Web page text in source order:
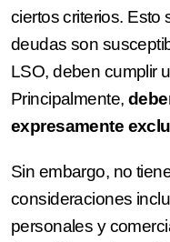
ciertos criterios. Esto
deudas son
LSO, deben cumplir
Principalmente,
expresamente
Sin embargo, no
consideraciones
personales y